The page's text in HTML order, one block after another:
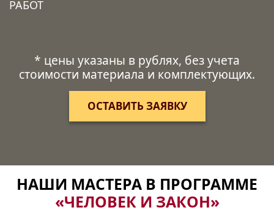
РАБОТ
* цены указаны в рублях, без учета
стоимости материала и комплектующих.
ОСТАВИТЬ ЗАЯВКУ
НАШИ МАСТЕРА В ПРОГРАММЕ
«ЧЕЛОВЕК И ЗАКОН»